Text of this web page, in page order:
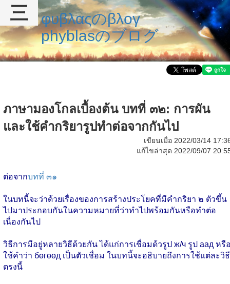
φυβλαςのβλογ
phyblasのブログ
ภาษามองโกลเบื้องต้น บทที่ ๓๒: การผัน
และใช้คำกริยารูปทำต่อจากกันไป
เขียนเมื่อ 2022/03/14
แก้ไขล่าสุด 2022/09/07
ต่อจากบทที่ ๓๑
ในบทนี้จะว่าด้วยเรื่องของการสร้างประโยคที่มีคำกริยา ๒ ตัวขึ้น
ไปมาประกอบกันในความหมายที่ว่าทำไปพร้อมกันหรือทำต่อ
เนื่องกันไป
วิธีการมีอยู่หลายวิธีด้วยกัน ได้แก่การเชื่อมด้วรูป ж/ч รูป аад หรื
ใช้คำว่า бөгөөд เป็นตัวเชื่อม ในบทนี้จะอธิบายถึงการใช้แต่ละวิธี
ตรงนี้
三